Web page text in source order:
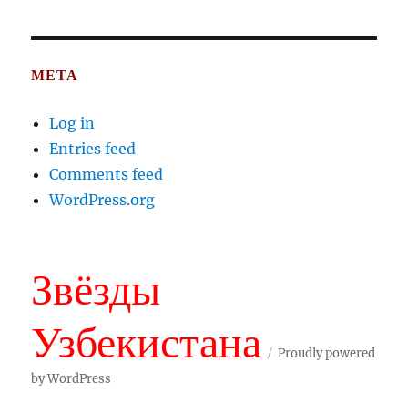
META
Log in
Entries feed
Comments feed
WordPress.org
Звёзды
Узбекистана
Proudly powered
by WordPress